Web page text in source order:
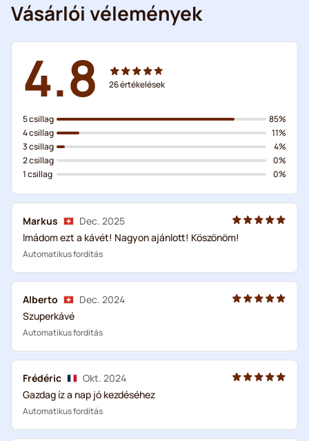
Vásárlói vélemények
4.8 26értékelések
5 csillag
4 csillag
3 csillag
2 csillag
1 csillag
85%
11%
4%
0%
0%
Markus
Dec. 2025
Imádom ezt a kávét! Nagyon ajánlott! Köszönöm!
Automatikus fordítás
Alberto
Dec. 2024
Szuperkávé
Automatikus fordítás
Frédéric
Okt. 2024
Gazdag íz a nap jó kezdéséhez
Automatikus fordítás